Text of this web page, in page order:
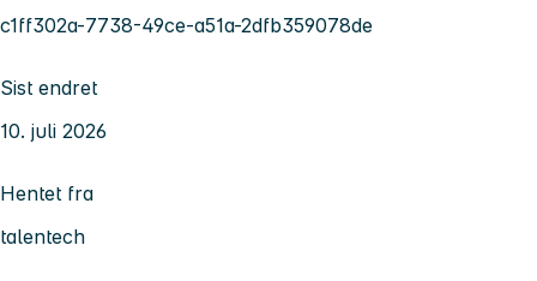
c1ff302a-7738-49ce-a51a-2dfb359078de
Sist endret
10. juli 2026
Hentet fra
talentech